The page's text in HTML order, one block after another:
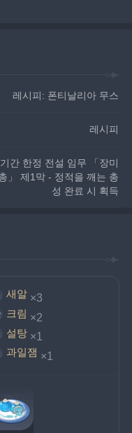
레시피: 폰티날리아 무스
레시피
간 한정 전설 임무 「장미
」 제1막 - 정적을 깨는 총
성 완료 시 획득
새알 ×3
크림 ×2
설탕 ×1
과일잼 ×1